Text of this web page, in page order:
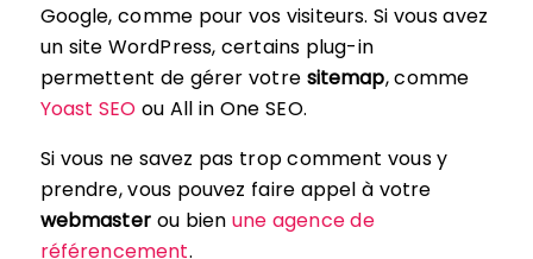
Google, comme pour vos visiteurs. Si vous avez
un site WordPress, certains plug-in
permettent de gérer votre sitemap, comme
Yoast SEO ou All in One SEO.
Si vous ne savez pas trop comment vous y
prendre, vous pouvez faire appel à votre
webmasterou bien une agence de
référencement.